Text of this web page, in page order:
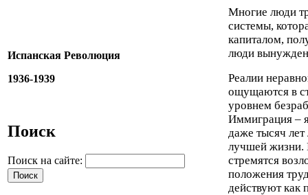
Испанская Революция
1936-1939
Поиск
Поиск на сайте:
Многие люди
системы,
капиталом,
люди
Реалии
ощущаются в
уровнем
Иммиграция –
даже тысяч
лучшей жизни.
стремятся
положения
действуют как